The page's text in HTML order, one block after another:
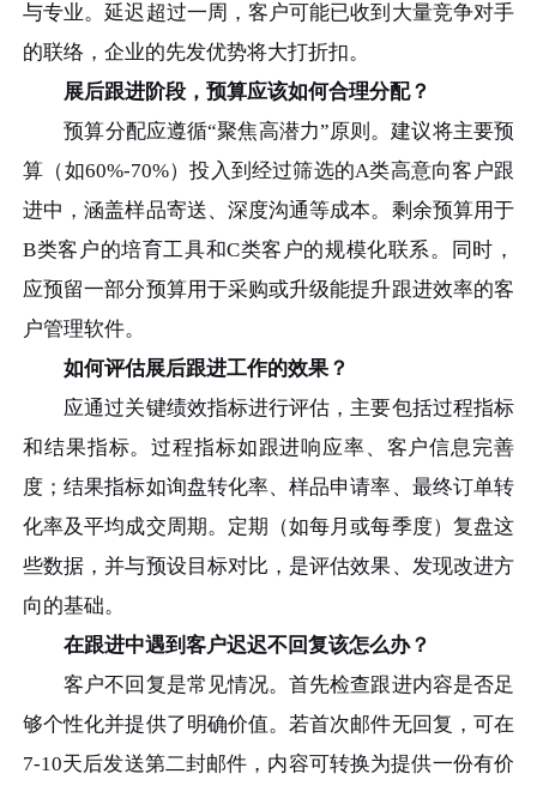
与专业。延迟超过一周，客户可能已收到大量竞争对手
的联络，企业的先发优势将大打折扣。
展后跟进阶段，预算应该如何合理分配？
预算分配应遵循“聚焦高潜力”原则。建议将主要预
算（如60%-70%）投入到经过筛选的A类高意向客户跟
进中，涵盖样品寄送、深度沟通等成本。剩余预算用于
B类客户的培育工具和C类客户的规模化联系。同时，
应预留一部分预算用于采购或升级能提升跟进效率的客
户管理软件。
如何评估展后跟进工作的效果？
应通过关键绩效指标进行评估，主要包括过程指标
和结果指标。过程指标如跟进响应率、客户信息完善
度；结果指标如询盘转化率、样品申请率、最终订单转
化率及平均成交周期。定期（如每月或每季度）复盘这
些数据，并与预设目标对比，是评估效果、发现改进方
向的基础。
在跟进中遇到客户迟迟不回复该怎么办？
客户不回复是常见情况。首先检查跟进内容是否足
够个性化并提供了明确价值。若首次邮件无回复，可在
7-10天后发送第二封邮件，内容可转换为提供一份有价